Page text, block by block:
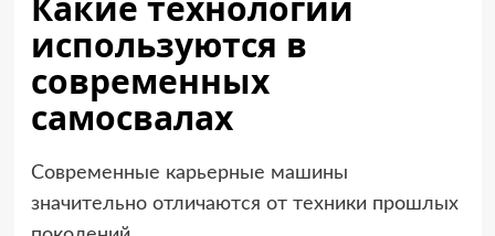
используются в
современных
самосвалах
Современные карьерные машины
значительно отличаются от техники прошлых